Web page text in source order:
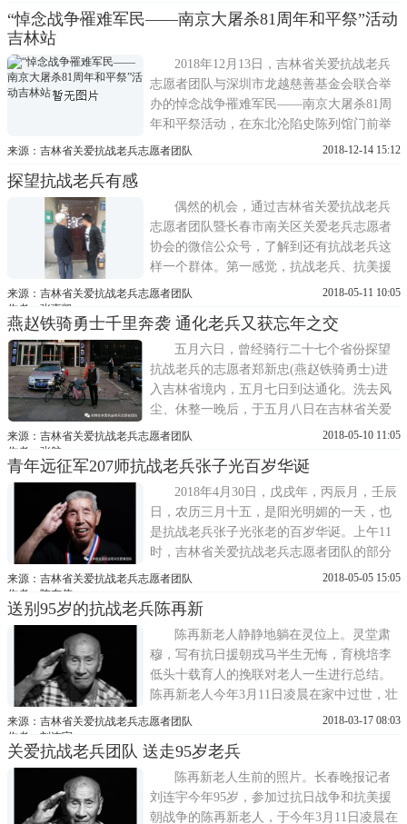
多，吉林省关爱抗战老兵志愿者团队志愿者
尔眼科检查眼睛。由于
“悼念战争罹难军民——南京大屠杀81周年和平祭”活动
吉林站
2018年12月13日，吉林省关爱抗战老兵
志愿者团队与深圳市龙越慈善基金会联合举
办的悼念战争罹难军民——南京大屠杀81周
年和平祭活动，在东北沦陷史陈列馆门前举
行。天气很冷，冻得人伸不出手。但八十一
花，一早就来到东北沦陷史陈列馆，布置12
13活动的场地。菊花刚
来源：吉林省关爱抗战老兵志愿者团队 2018-12-14 15:12
探望抗战老兵有感
偶然的机会，通过吉林省关爱抗战老兵
志愿者团队暨长春市南关区关爱老兵志愿者
协会的微信公众号，了解到还有抗战老兵这
样一个群体。第一感觉，抗战老兵、抗美援
朝老兵仿佛离我们的生活已经很远，有幸活
时光的流逝会越来越少，总有一天，他们会
悄然远去，总有一天，他们的身影会消失在
我们的视线里。这是一个不太好找...
来源：吉林省关爱抗战老兵志愿者团队
作者：张惠凯
2018-05-11 10:05
燕赵铁骑勇士千里奔袭 通化老兵又获忘年之交
五月六日，曾经骑行二十七个省份探望
抗战老兵的志愿者郑新忠(燕赵铁骑勇士)进
入吉林省境内，五月七日到达通化。洗去风
尘、休整一晚后，于五月八日在吉林省关爱
抗战老兵志愿者团队志愿者王莹丽等人的陪
日老兵——王朝云老爷爷，之后又前往靖宇
烈士陵园，祭奠瞻仰抗日英烈杨靖宇将军。
王朝云老兵见到千里之外的志愿者...
来源：吉林省关爱抗战老兵志愿者团队
作者：张航
2018-05-10 11:05
青年远征军207师抗战老兵张子光百岁华诞
2018年4月30日，戊戌年，丙辰月，壬辰
日，农历三月十五，是阳光明媚的一天，也
是抗战老兵张子光张老的百岁华诞。上午11
时，吉林省关爱抗战老兵志愿者团队的部分
志愿者以及长春小义工驱车前往吉林市，带
愿者的祝福，同时也带来给张老的慰问礼物
和寿金，祝福老人家百岁生辰快乐，祝愿张
老日月昌明，松鹤长春!张老在家...
来源：吉林省关爱抗战老兵志愿者团队
作者：陈东伟
2018-05-05 15:05
送别95岁的抗战老兵陈再新
陈再新老人静静地躺在灵位上。灵堂肃
穆，写有抗日援朝戎马半生无悔，育桃培李
低头十载育人的挽联对老人一生进行总结。
陈再新老人今年3月11日凌晨在家中过世，壮
丽的人生定格在95岁。今年3月13日举办葬
志愿者、老人老战友后裔、老人的学生都来
到了长春市殡仪馆，为这位老人送别。外敌
入侵 老人两赴战场陈再新老人19...
来源：吉林省关爱抗战老兵志愿者团队
作者：刘连宇
2018-03-17 08:03
关爱抗战老兵团队 送走95岁老兵
陈再新老人生前的照片。长春晚报记者
刘连宇今年95岁，参加过抗日战争和抗美援
朝战争的陈再新老人，于今年3月11日凌晨在